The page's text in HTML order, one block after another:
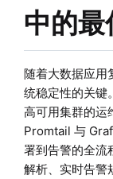
中的最
随着大数据应用
统稳定性的关键
高可用集群的运
Promtail 与
署到告警的全流
解析、实时告警